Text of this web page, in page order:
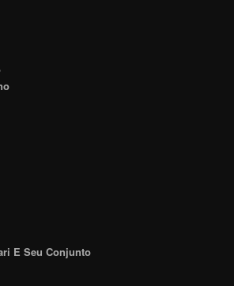
E Seu Conjunto